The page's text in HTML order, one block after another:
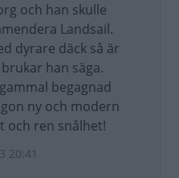
och han skulle
Landsail.
dyrare däck så är
han säga.
begagnad
ny och modern
och ren snålhet!
20:41